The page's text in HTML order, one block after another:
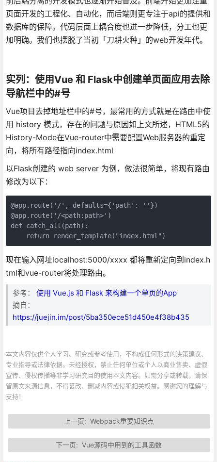
页面开发的工程化、自动化，而后端则更专注于api的提供和
数据库的保障。代码层面上耦合度也进一步降低，分工也更
加明确。我们也摆脱了当初「刀耕火种」的web开发年代。
实列：使用Vue 和 Flask中创建单页面应用去除
导航栏中的#号
Vue项目去掉地址栏中的#号，最常用的方式就是在路由中使
用 history 模式，存在的问题与原因如上文所述，HTML5的
History-Mode在Vue-router中需要配置Web服务器的重定
向，将所有路径指向index.html
以Flask创建的 web server 为例，做法很简单，将现有路由
修改为以下：
@app.route('/', defaults={'path': ''})
@app.route('/<path:path>')
def catch_all(path):
现在输入网址localhost:5000/xxxx 都将重新定向到index.h
tml和vue-router将处理路由。
参考： 使用 Vue.js 和 Flask 来构建一个单页的App
摘自：
https://juejin.im/post/5ba350ece51d450e4f38b435
本文内容仅供个人学习、研究或参考使用，不构成任何形式的决策建议、
专业指导或法律依据。未经授权，禁止任何单位或个人以商业售卖、虚假
宣传、侵权传播等非学习研究目的使用本文内容。如需分享或转载，请保
留原文来源信息，不得篡改、删减内容或侵犯相关权益。感谢您的理解与
支持！
上一页: Webpack重要知识点
下一页:Vue源码中用到的工具函数